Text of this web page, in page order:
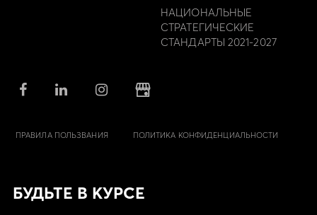
НАЦИОНАЛЬНЫЕ
СТРАТЕГИЧЕСКИЕ
СТАНДАРТЫ 2021-2027
ПРАВИЛА ПОЛЬЗВАНИЯ ПОЛИТИКА КОНФИДЕНЦИАЛЬНОСТИ
БУДЬТЕ В КУРСЕ